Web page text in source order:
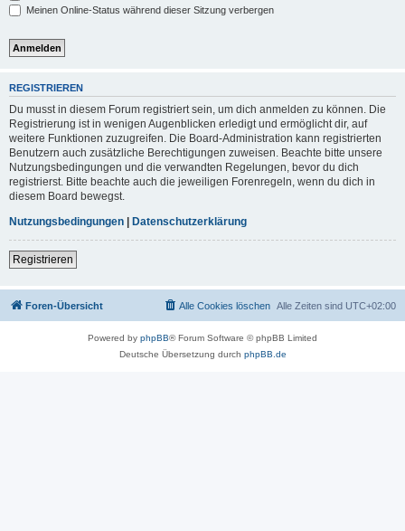
Meinen Online-Status während dieser Sitzung verbergen
REGISTRIEREN
Du musst in diesem Forum registriert sein, um dich anmelden zu können. Die
Registrierung ist in wenigen Augenblicken erledigt und ermöglicht dir, auf
weitere Funktionen zuzugreifen. Die Board-Administration kann registrierten
Benutzern auch zusätzliche Berechtigungen zuweisen. Beachte bitte unsere
Nutzungsbedingungen und die verwandten Regelungen, bevor du dich
registrierst. Bitte beachte auch die jeweiligen Forenregeln, wenn du dich in
diesem Board bewegst.
Nutzungsbedingungen | Datenschutzerklärung
Registrieren
Foren-Übersicht Alle Zeiten sind UTC+02:00
Alle Cookies löschen
Powered by phpBB® Forum Software © phpBB Limited
Deutsche Übersetzung durch phpBB.de